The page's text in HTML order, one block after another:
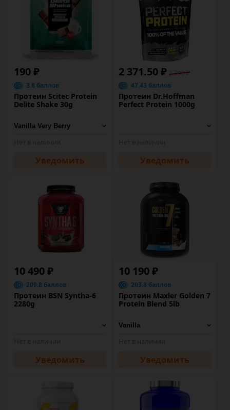
190 ₽
3.8 баллов
Протеин Scitec Protein
Delite Shake 30g
Уведомить
2 371.50 ₽ 2 790 ₽
47.43 баллов
Протеин Dr.Hoffman
Perfect Protein 1000g
Уведомить
10 490 ₽
209.8 баллов
Протеин BSN Syntha-6
2280g
Уведомить
10 190 ₽
203.8 баллов
Протеин Maxler Golden 7
Protein Blend 5lb
Уведомить